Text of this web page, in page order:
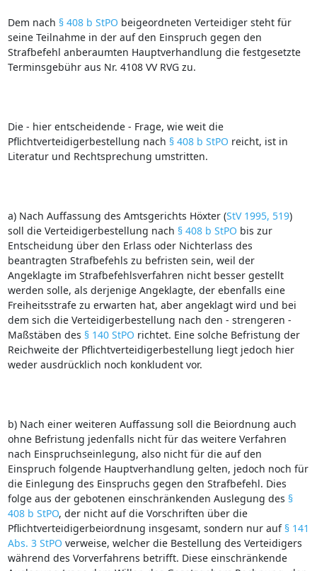
Dem nach § 408 b StPO beigeordneten Verteidiger steht für
seine Teilnahme in der auf den Einspruch gegen den
Strafbefehl anberaumten Hauptverhandlung die festgesetzte
Terminsgebühr aus Nr. 4108 VV RVG zu.
Die ‑ hier entscheidende ‑ Frage, wie weit die
Pflichtverteidigerbestellung nach § 408 b StPO reicht, ist in
Literatur und Rechtsprechung umstritten.
a) Nach Auffassung des Amtsgerichts Höxter (StV 1995, 519)
soll die Verteidigerbestellung nach § 408 b StPO bis zur
Entscheidung über den Erlass oder Nichterlass des
beantragten Strafbefehls zu befristen sein, weil der
Angeklagte im Strafbefehlsverfahren nicht besser gestellt
werden solle, als derjenige Angeklagte, der ebenfalls eine
Freiheitsstrafe zu erwarten hat, aber angeklagt wird und bei
dem sich die Verteidigerbestellung nach den ‑ strengeren ‑
Maßstäben des § 140 StPO richtet. Eine solche Befristung der
Reichweite der Pflichtverteidigerbestellung liegt jedoch hier
weder ausdrücklich noch konkludent vor.
b) Nach einer weiteren Auffassung soll die Beiordnung auch
ohne Befristung jedenfalls nicht für das weitere Verfahren
nach Einspruchseinlegung, also nicht für die auf den
Einspruch folgende Hauptverhandlung gelten, jedoch noch für
die Einlegung des Einspruchs gegen den Strafbefehl. Dies
folge aus der gebotenen einschränkenden Auslegung des §
408 b StPO, der nicht auf die Vorschriften über die
Pflichtverteidigerbeiordnung insgesamt, sondern nur auf § 141
Abs. 3 StPO verweise, welcher die Bestellung des Verteidigers
während des Vorverfahrens betrifft. Diese einschränkende